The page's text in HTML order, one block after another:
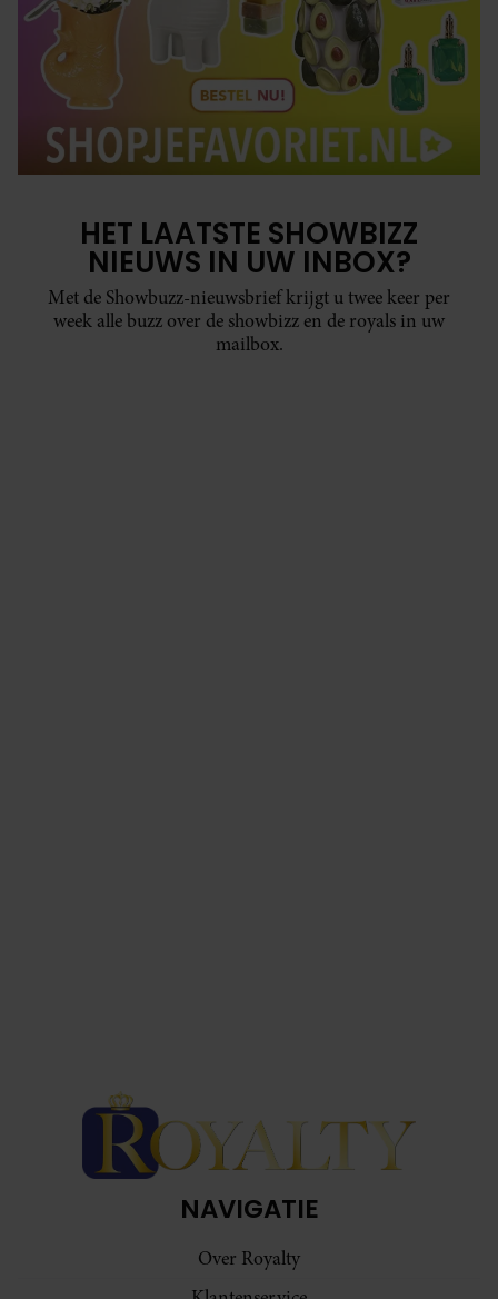
HET LAATSTE SHOWBIZZ
NIEUWS IN UW INBOX?
Met de Showbuzz-nieuwsbrief krijgt u twee keer per
week alle buzz over de showbizz en de royals in uw
mailbox.
NAVIGATIE
Over Royalty